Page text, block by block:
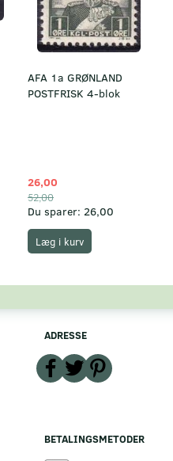
AFA 1a GRØNLAND
POSTFRISK 4-blok
26,00
52,00
Du sparer: 26,00
Læg i kurv
ADRESSE
BETALINGSMETODER